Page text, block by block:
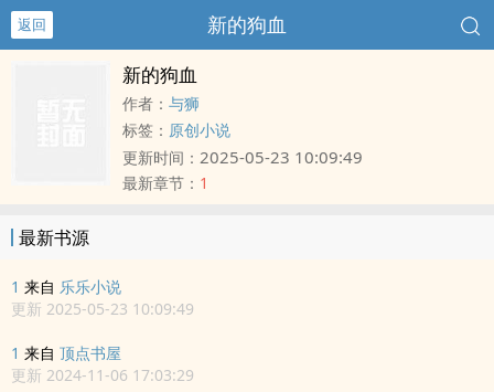
返回 新的狗血
新的狗血
作者： 与狮
标签： 原创小说
更新时间： 2025-05-23 10:09:49
最新章节： 1
最新书源
1 来自 乐乐小说
更新 2025-05-23 10:09:49
1 来自 顶点书屋
更新 2024-11-06 17:03:29